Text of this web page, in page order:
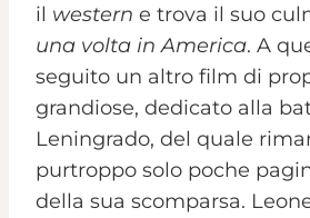
il western e trova il suo
una volta in America. A
seguito un altro film di
grandiose, dedicato alla
Leningrado, del quale
purtroppo solo poche
della sua scomparsa.